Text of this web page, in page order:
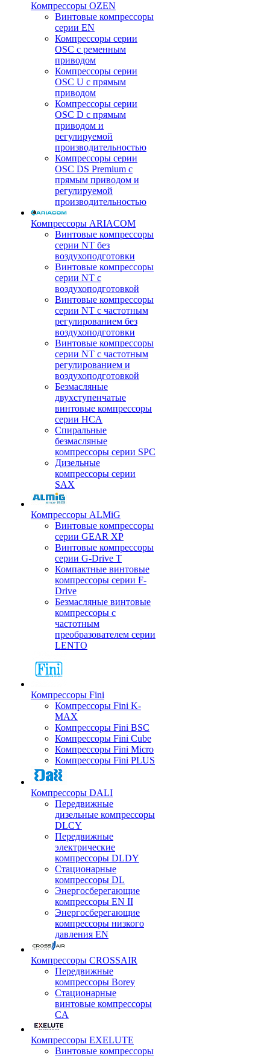
Компрессоры OZEN
Винтовые компрессоры
серии EN
Компрессоры серии
OSC с ременным
приводом
Компрессоры серии
OSC U с прямым
приводом
Компрессоры серии
OSC D с прямым
приводом и
регулируемой
производительностью
Компрессоры серии
OSC DS Premium с
прямым приводом и
регулируемой
производительностью
Компрессоры ARIACOM
Винтовые компрессоры
серии NT без
воздухоподготовки
Винтовые компрессоры
серии NT c
воздухоподготовкой
Винтовые компрессоры
серии NT с частотным
регулированием без
воздухоподготовки
Винтовые компрессоры
серии NT с частотным
регулированием и
воздухоподготовкой
Безмасляные
двухступенчатые
винтовые компрессоры
серии HCA
Спиральные
безмасляные
компрессоры серии SPC
Дизельные
компрессоры серии
SAX
Компрессоры ALMiG
Винтовые компрессоры
серии GEAR XP
Винтовые компрессоры
серии G-Drive T
Компактные винтовые
компрессоры серии F-
Drive
Безмасляные винтовые
компрессоры с
частотным
преобразователем серии
LENTO
Компрессоры Fini
Компрессоры Fini K-
MAX
Компрессоры Fini BSC
Компрессоры Fini Cube
Компрессоры Fini Micro
Компрессоры Fini PLUS
Компрессоры DALI
Передвижные
дизельные компрессоры
DLCY
Передвижные
электрические
компрессоры DLDY
Стационарные
компрессоры DL
Энергосберегающие
компрессоры EN II
Энергосберегающие
компрессоры низкого
давления EN
Компрессоры CROSSAIR
Передвижные
компрессоры Borey
Стационарные
винтовые компрессоры
CA
Компрессоры EXELUTE
Винтовые компрессоры